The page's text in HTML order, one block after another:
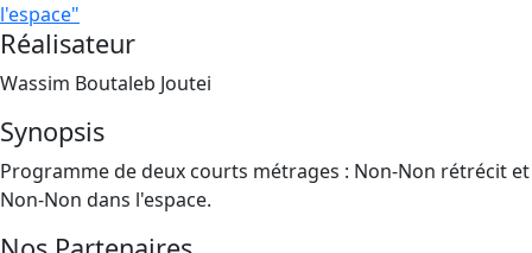
l'espace"
Réalisateur
Wassim Boutaleb Joutei
Synopsis
Programme de deux courts métrages : Non-Non rétrécit et
Non-Non dans l'espace.